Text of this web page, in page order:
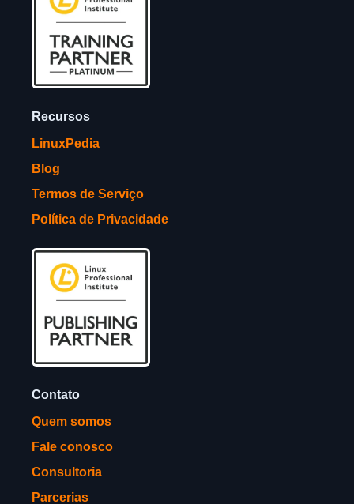
Recursos
LinuxPedia
Blog
Termos de Serviço
Política de Privacidade
Contato
Quem somos
Fale conosco
Consultoria
Parcerias